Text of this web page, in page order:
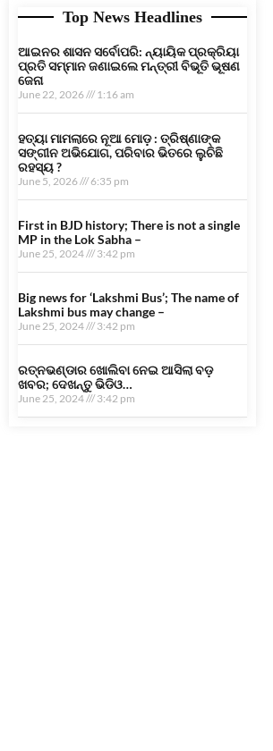
Top News Headlines
ଆଇନର ଶାସନ ସର୍ବୋପରି: ନ୍ୟାୟିକ ପ୍ରକ୍ରିୟା
ପ୍ରତି ସମ୍ମାନ ଜଣାଇଲେ ମନ୍ତ୍ରୀ ବିଭୂତି ଭୂଷଣ
ଜେନା
June 22, 2026 1:16 am
ହତ୍ୟା ମାମଲାରେ ନୂଆ ମୋଡ଼ : ତ୍ରିଷ୍ଣାଙ୍କ
ସଙ୍ଗୀନ ଅଭିଯୋଗ, ପରିବାର ଭିତରେ ଲୁଚିଛି
ରହସ୍ୟ ?
June 5, 2026 6:35 pm
First in BJD history; There is not a single
MP in the Lok Sabha –
June 25, 2024 3:42 pm
Big news for ‘Lakshmi Bus’; The name of
Lakshmi bus may change –
June 25, 2024 3:42 pm
ରତ୍ନଭଣ୍ଡାର ଖୋଲିବା ନେଇ ଆସିଲା ବଡ଼
ଖବର; ଦେଖନ୍ତୁ ଭିଡିଓ…
June 25, 2024 3:42 pm